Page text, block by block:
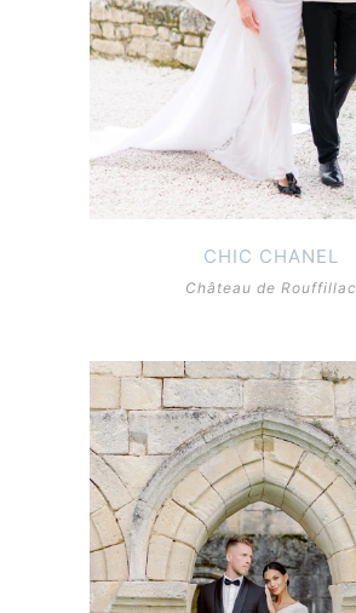
CHIC CHANEL
Château de Rouffillac